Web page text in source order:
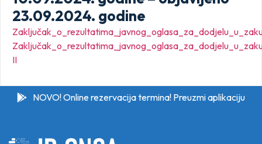
23.09.2024. godine
II
NOVO! Online rezervacija termina! Preuzmi aplikaciju